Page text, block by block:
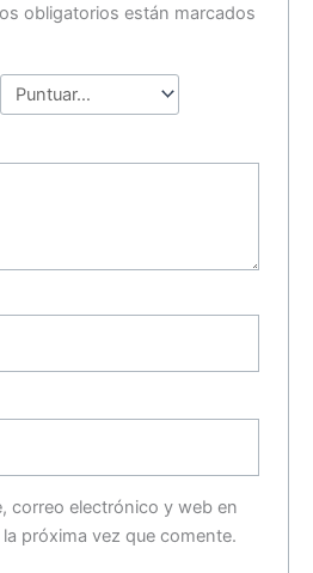
obligatorios están marcados
correo electrónico y web en
próxima vez que comente.